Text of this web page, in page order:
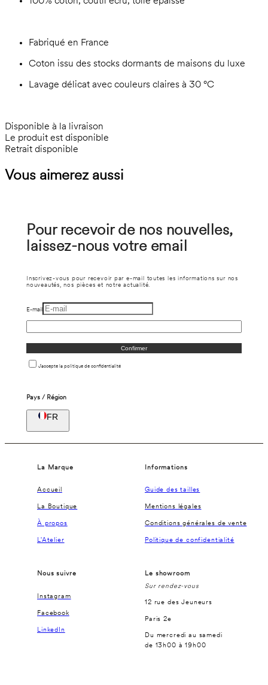
Fabriqué en France
Coton issu des stocks dormants de maisons du luxe
Lavage délicat avec couleurs claires à 30 °C
Disponible à la livraison
Le produit est disponible
Retrait disponible
Vous aimerez aussi
Pour recevoir de nos nouvelles,
laissez-nous votre email
Inscrivez-vous pour recevoir par e-mail toutes les informations sur nos
nouveautés, nos pièces et notre actualité.
Pays / Région
FR
E-mail
J'accepte la politique de confidentialité
Confirmer
La Marque Informations
Nous suivre
Le showroom
Sur rendez-vous
12 rue des Jeuneurs
Paris 2e
Du mercredi au samedi
de 13h00 à 19h00
Accueil Guide des tailles
Instagram
La Boutique Mentions légales
Facebook
À propos Conditions générales de vente
LinkedIn
L'Atelier Politique de confidentialité